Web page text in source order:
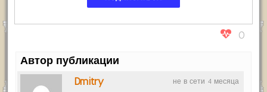
0
Автор публикации
не в сети 4 месяца
Dmitry